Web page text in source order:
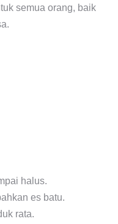
semua orang, baik
halus.
es batu.
rata.